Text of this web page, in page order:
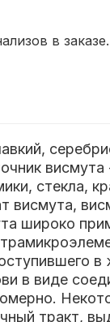
в заказе.
стекла,
широко
в виде
тракт,